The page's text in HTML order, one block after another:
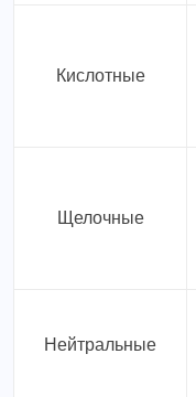
Кислотные
Щелочные
Нейтральные